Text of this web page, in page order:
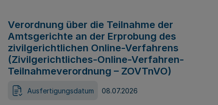
Verordnung über die Teilnahme der
Amtsgerichte an der Erprobung des
zivilgerichtlichen Online-Verfahrens
(Zivilgerichtliches-Online-Verfahren-
Teilnahmeverordnung – ZOVTnVO)
Ausfertigungsdatum 08.07.2026